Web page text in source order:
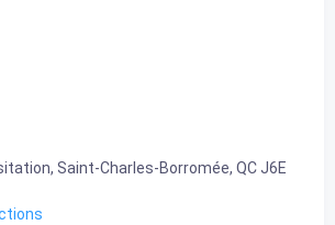
Saint-Charles-Borromée, QC J6E